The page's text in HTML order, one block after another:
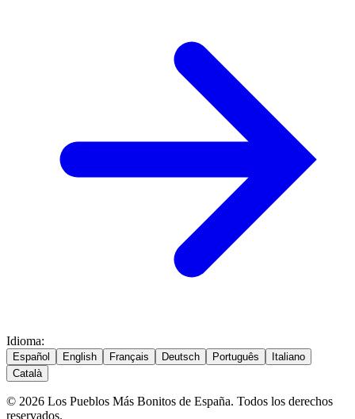
Idioma:
Español English Français Deutsch Português
Italiano
Català
© 2026 Los Pueblos Más Bonitos de España. Todos los derechos
reservados.